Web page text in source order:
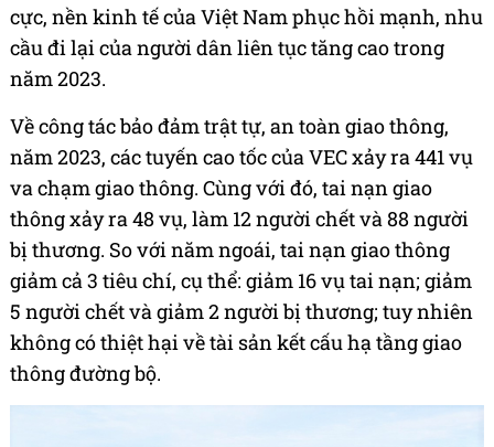
cực, nền kinh tế của Việt Nam phục hồi mạnh, nhu
cầu đi lại của người dân liên tục tăng cao trong
năm 2023.
Về công tác bảo đảm trật tự, an toàn giao thông,
năm 2023, các tuyến cao tốc của VEC xảy ra 441 vụ
va chạm giao thông. Cùng với đó, tai nạn giao
thông xảy ra 48 vụ, làm 12 người chết và 88 người
bị thương. So với năm ngoái, tai nạn giao thông
giảm cả 3 tiêu chí, cụ thể: giảm 16 vụ tai nạn; giảm
5 người chết và giảm 2 người bị thương; tuy nhiên
không có thiệt hại về tài sản kết cấu hạ tầng giao
thông đường bộ.